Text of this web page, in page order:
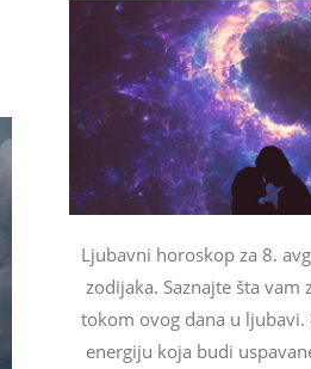
Ljubavni horoskop za 8.
zodijaka. Saznajte šta vam
tokom ovog dana u ljubavi.
energiju koja budi